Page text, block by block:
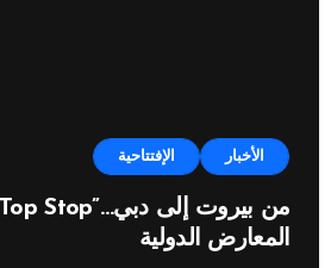
الأخبار الإفتتاحية
المعارض الدولية